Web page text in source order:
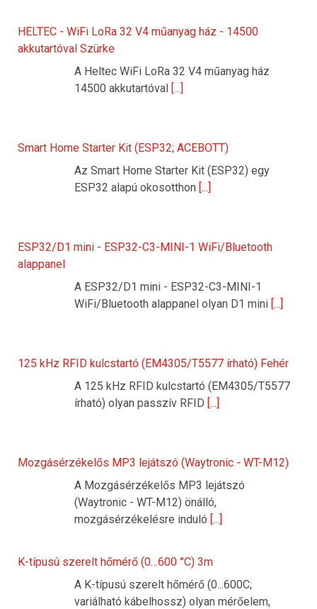
HELTEC - WiFi LoRa 32 V4 műanyag ház - 14500
akkutartóval Szürke
A Heltec WiFi LoRa 32 V4 műanyag ház
14500 akkutartóval [...]
Smart Home Starter Kit (ESP32; ACEBOTT)
Az Smart Home Starter Kit (ESP32) egy
ESP32 alapú okosotthon [...]
ESP32/D1 mini - ESP32-C3-MINI-1 WiFi/Bluetooth
alappanel
A ESP32/D1 mini - ESP32-C3-MINI-1
WiFi/Bluetooth alappanel olyan D1 mini [...]
125 kHz RFID kulcstartó (EM4305/T5577 írható) Fehér
A 125 kHz RFID kulcstartó (EM4305/T5577
írható) olyan passzív RFID [...]
Mozgásérzékelős MP3 lejátszó (Waytronic - WT-M12)
A Mozgásérzékelős MP3 lejátszó
(Waytronic - WT-M12) önálló,
mozgásérzékelésre induló [...]
K-típusú szerelt hőmérő (0…600 °C) 3m
A K-típusú szerelt hőmérő (0...600C;
variálható kábelhossz) olyan mérőelem,